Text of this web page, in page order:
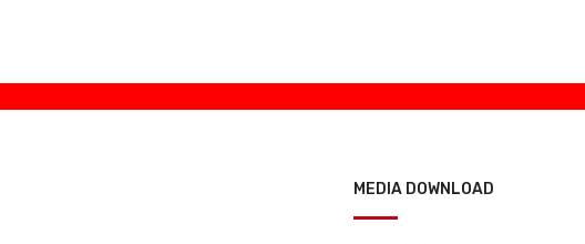
MEDIA DOWNLOAD